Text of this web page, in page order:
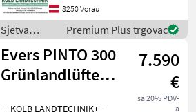
verschieden Intensive
Bearbeitungsstufen ✅Zinke
8250 Vorau
Sjetva
(sijačice,
mulčeri,
sjetvospremači
i dr) / Evers
Premium Plus trgovac
Evers PINTO 300
Grünlandlüfter -
7.590
€
sa 20% PDV-
a
++KOLB LANDTECHNIK++